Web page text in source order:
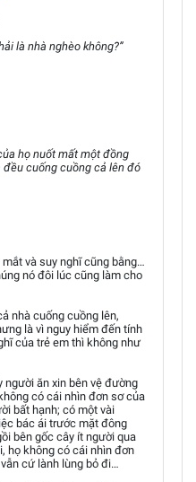
là nhà nghèo không?”
họ nuốt mất một đồng
cuống cuồng cả lên đó
và suy nghĩ cũng bằng…
nó đôi lúc cũng làm cho
nhà cuống cuồng lên,
là vì nguy hiểm đến tính
của trẻ em thì không như
người ăn xin bên vệ đường
có cái nhìn đơn sơ của
bất hạnh; có một vài
bác ái trước mặt đông
bên gốc cây ít người qua
họ không có cái nhìn đơn
cứ lành lùng bỏ đi…